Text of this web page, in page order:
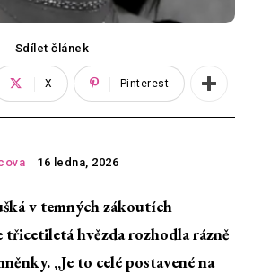
Sdílet článek
X Pinterest
16 ledna, 2026
v temných zákoutích
třicetiletá hvězda rozhodla rázně
„Je to celé postavené na